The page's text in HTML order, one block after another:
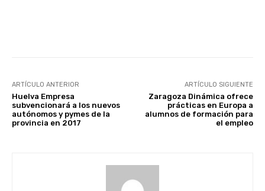
ARTÍCULO ANTERIOR
Huelva Empresa
subvencionará a los nuevos
autónomos y pymes de la
provincia en 2017
ARTÍCULO SIGUIENTE
Zaragoza Dinámica ofrece
prácticas en Europa a
alumnos de formación para
el empleo